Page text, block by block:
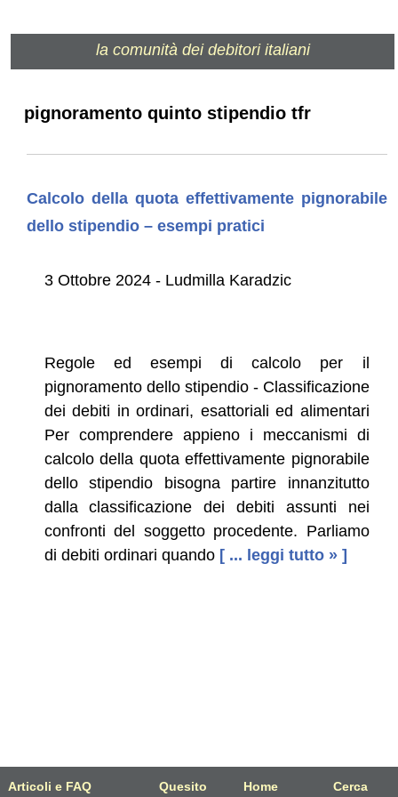
la comunità dei debitori italiani
Articoli e FAQ Quesito Home Cerca
pignoramento quinto stipendio tfr
Calcolo della quota effettivamente pignorabile
dello stipendio – esempi pratici
3 Ottobre 2024 - Ludmilla Karadzic
Regole ed esempi di calcolo per il
pignoramento dello stipendio - Classificazione
dei debiti in ordinari, esattoriali ed alimentari
Per comprendere appieno i meccanismi di
calcolo della quota effettivamente pignorabile
dello stipendio bisogna partire innanzitutto
dalla classificazione dei debiti assunti nei
confronti del soggetto procedente. Parliamo
di debiti ordinari quando [ ... leggi tutto » ]